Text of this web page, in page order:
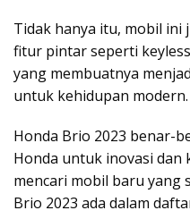
Tidak hanya itu, mobil
fitur pintar seperti
yang membuatnya
untuk kehidupan modern.
Honda Brio 2023 benar-
Honda untuk inovasi dan
mencari mobil baru yang
Brio 2023 ada dalam